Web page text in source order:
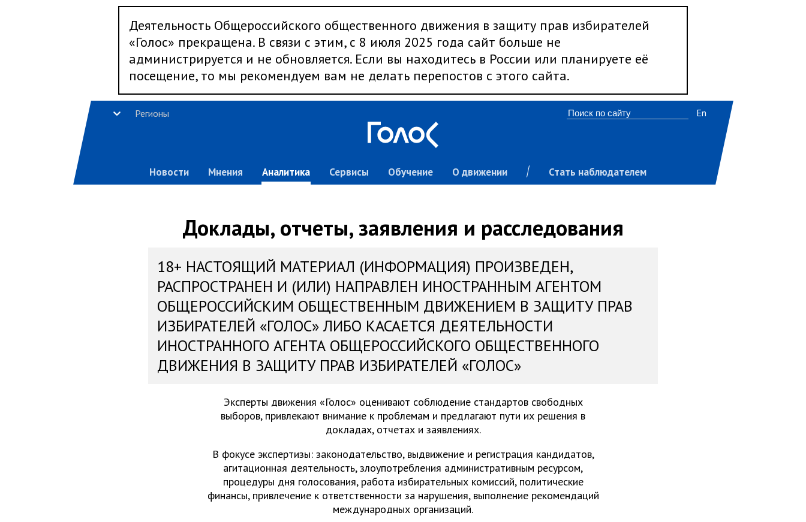
Деятельность Общероссийского общественного движения в защиту прав избирателей
«Голос» прекращена. В связи с этим, с 8 июля 2025 года сайт больше не
администрируется и не обновляется. Если вы находитесь в России или планируете её
посещение, то мы рекомендуем вам не делать перепостов с этого сайта.
Регионы
Новости Мнения Аналитика Сервисы Обучение О движении Стать наблюдателем
En
Доклады, отчеты, заявления и расследования
18+ НАСТОЯЩИЙ МАТЕРИАЛ (ИНФОРМАЦИЯ) ПРОИЗВЕДЕН,
РАСПРОСТРАНЕН И (ИЛИ) НАПРАВЛЕН ИНОСТРАННЫМ АГЕНТОМ
ОБЩЕРОССИЙСКИМ ОБЩЕСТВЕННЫМ ДВИЖЕНИЕМ В ЗАЩИТУ ПРАВ
ИЗБИРАТЕЛЕЙ «ГОЛОС» ЛИБО КАСАЕТСЯ ДЕЯТЕЛЬНОСТИ
ИНОСТРАННОГО АГЕНТА ОБЩЕРОССИЙСКОГО ОБЩЕСТВЕННОГО
ДВИЖЕНИЯ В ЗАЩИТУ ПРАВ ИЗБИРАТЕЛЕЙ «ГОЛОС»
Эксперты движения «Голос» оценивают соблюдение стандартов свободных
выборов, привлекают внимание к проблемам и предлагают пути их решения в
докладах, отчетах и заявлениях.
В фокусе экспертизы: законодательство, выдвижение и регистрация кандидатов,
агитационная деятельность, злоупотребления административным ресурсом,
процедуры дня голосования, работа избирательных комиссий, политические
финансы, привлечение к ответственности за нарушения, выполнение рекомендаций
международных организаций.